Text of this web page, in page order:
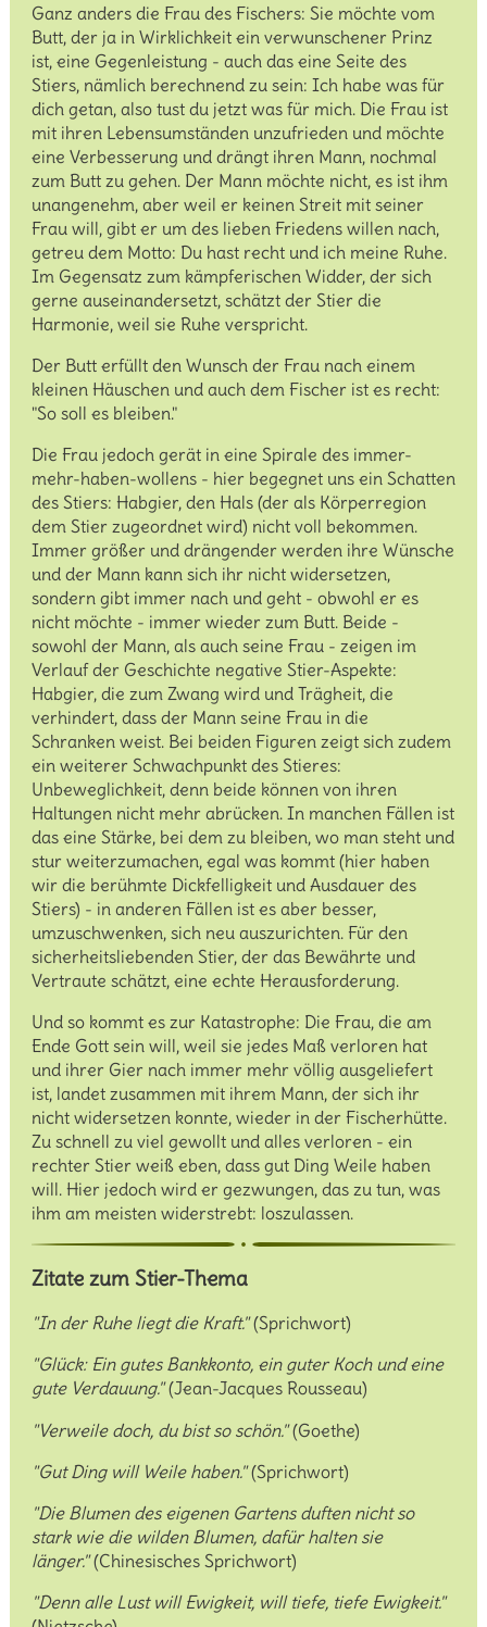
Ganz anders die Frau des Fischers: Sie möchte vom
Butt, der ja in Wirklichkeit ein verwunschener Prinz
ist, eine Gegenleistung - auch das eine Seite des
Stiers, nämlich berechnend zu sein: Ich habe was für
dich getan, also tust du jetzt was für mich. Die Frau ist
mit ihren Lebensumständen unzufrieden und möchte
eine Verbesserung und drängt ihren Mann, nochmal
zum Butt zu gehen. Der Mann möchte nicht, es ist ihm
unangenehm, aber weil er keinen Streit mit seiner
Frau will, gibt er um des lieben Friedens willen nach,
getreu dem Motto: Du hast recht und ich meine Ruhe.
Im Gegensatz zum kämpferischen Widder, der sich
gerne auseinandersetzt, schätzt der Stier die
Harmonie, weil sie Ruhe verspricht.
Der Butt erfüllt den Wunsch der Frau nach einem
kleinen Häuschen und auch dem Fischer ist es recht:
"So soll es bleiben."
Die Frau jedoch gerät in eine Spirale des immer-
mehr-haben-wollens - hier begegnet uns ein Schatten
des Stiers: Habgier, den Hals (der als Körperregion
dem Stier zugeordnet wird) nicht voll bekommen.
Immer größer und drängender werden ihre Wünsche
und der Mann kann sich ihr nicht widersetzen,
sondern gibt immer nach und geht - obwohl er es
nicht möchte - immer wieder zum Butt. Beide -
sowohl der Mann, als auch seine Frau - zeigen im
Verlauf der Geschichte negative Stier-Aspekte:
Habgier, die zum Zwang wird und Trägheit, die
verhindert, dass der Mann seine Frau in die
Schranken weist. Bei beiden Figuren zeigt sich zudem
ein weiterer Schwachpunkt des Stieres:
Unbeweglichkeit, denn beide können von ihren
Haltungen nicht mehr abrücken. In manchen Fällen ist
das eine Stärke, bei dem zu bleiben, wo man steht und
stur weiterzumachen, egal was kommt (hier haben
wir die berühmte Dickfelligkeit und Ausdauer des
Stiers) - in anderen Fällen ist es aber besser,
umzuschwenken, sich neu auszurichten. Für den
sicherheitsliebenden Stier, der das Bewährte und
Vertraute schätzt, eine echte Herausforderung.
Und so kommt es zur Katastrophe: Die Frau, die am
Ende Gott sein will, weil sie jedes Maß verloren hat
und ihrer Gier nach immer mehr völlig ausgeliefert
ist, landet zusammen mit ihrem Mann, der sich ihr
nicht widersetzen konnte, wieder in der Fischerhütte.
Zu schnell zu viel gewollt und alles verloren - ein
rechter Stier weiß eben, dass gut Ding Weile haben
will. Hier jedoch wird er gezwungen, das zu tun, was
ihm am meisten widerstrebt: loszulassen.
Zitate zum Stier-Thema
"In der Ruhe liegt die Kraft."(Sprichwort)
"Glück: Ein gutes Bankkonto, ein guter Koch und eine
gute Verdauung."(Jean-Jacques Rousseau)
"Verweile doch, du bist so schön."(Goethe)
"Gut Ding will Weile haben."(Sprichwort)
"Die Blumen des eigenen Gartens duften nicht so
stark wie die wilden Blumen, dafür halten sie
länger."(Chinesisches Sprichwort)
"Denn alle Lust will Ewigkeit, will tiefe, tiefe Ewigkeit."